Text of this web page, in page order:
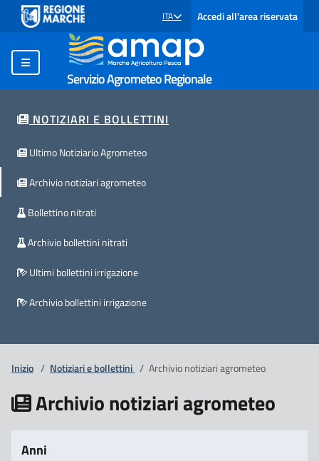
SELEZIONE LINGUA: LINGUA SELEZIONATA
ITA Accedi all'area riservata
Servizio Agrometeo Regionale
NOTIZIARI E BOLLETTINI
Ultimo Notiziario Agrometeo
Archivio notiziari agrometeo
Bollettino nitrati
Archivio bollettini nitrati
Ultimi bollettini irrigazione
Archivio bollettini irrigazione
Inizio / Notiziari e bollettini / Archivio notiziari agrometeo
Archivio notiziari agrometeo
Anni